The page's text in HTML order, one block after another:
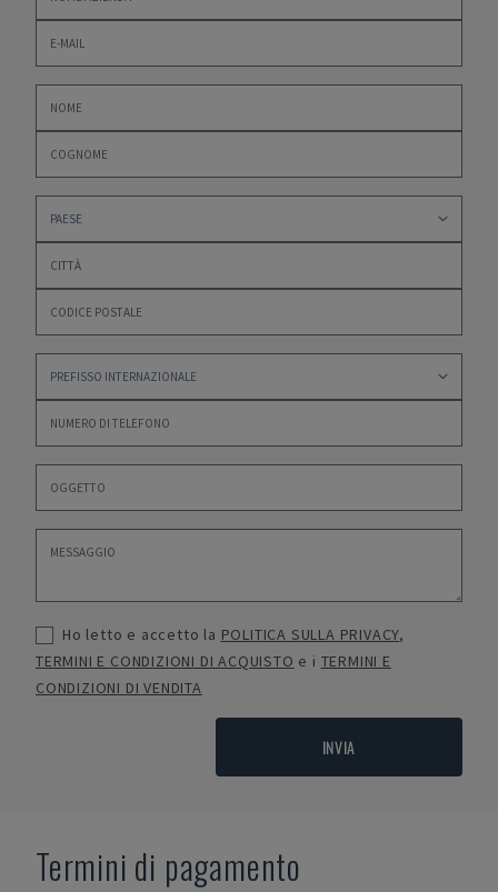
Ho letto e accetto la POLITICA SULLA PRIVACY,
TERMINI E CONDIZIONI DI ACQUISTO e i TERMINI E
CONDIZIONI DI VENDITA
INVIA
Termini di pagamento